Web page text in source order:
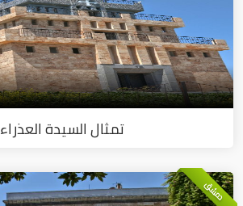
تمثال السيدة العذراء
دمشق